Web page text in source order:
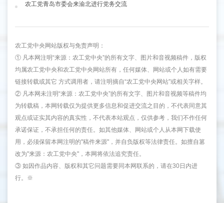
农工党青岛市委会来渝北进行党务交流
农工党中央网站版权与免责声明：
① 凡本网注明“来源：农工党中央”的所有文字、图片和音视频稿件，版权
均属农工党中央和农工党中央网站所有，任何媒体、网站或个人如有需要
链接转载或其它 方式调用者，请注明摘自“农工党中央网站”或相关字样。
② 凡本网未注明“来源：农工党中央”的所有文字、图片和音视频等稿件均
为转载稿，本网转载仅为提供更多信息和促进交流之目的，不代表同意其
观点或证实其内容的真实性，不代表本站观点，仅供参考，我们不作任何
承诺保证，不承担任何的责任。如其他媒体、网站或个人从本网下载使
用，必须保留本网注明的"稿件来源"，并自负版权等法律责任。如擅自篡
改为"来源：农工党中央"，本网将依法追究责任。
③ 如因作品内容、版权和其它问题需要同本网联系的，请在30日内进
行。※